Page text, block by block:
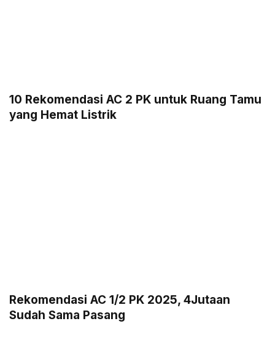
10 Rekomendasi AC 2 PK untuk Ruang Tamu
yang Hemat Listrik
Rekomendasi AC 1/2 PK 2025, 4Jutaan
Sudah Sama Pasang